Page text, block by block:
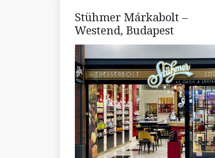
Stühmer Márkabolt –
Westend, Budapest